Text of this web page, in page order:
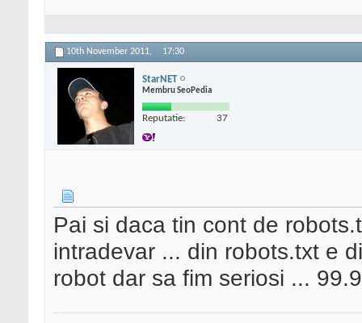
10th November 2011, 17:30
StarNET
Membru SeoPedia
Reputatie: 37
Pai si daca tin cont de
intradevar ... din robots.txt e
robot dar sa fim seriosi ...